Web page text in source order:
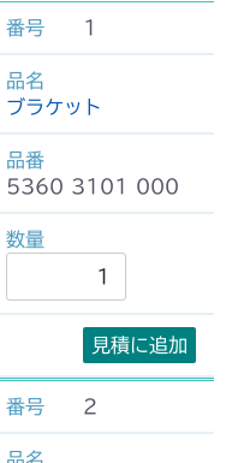
1
ブラケット
5360 3101 000
見積に追加
2